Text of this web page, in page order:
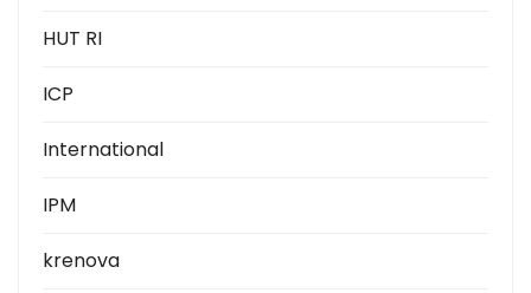
HUT RI
ICP
International
IPM
krenova